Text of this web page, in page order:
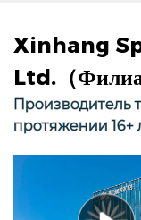
Xinhang
Ltd.（
Производитель
протяжении 16+